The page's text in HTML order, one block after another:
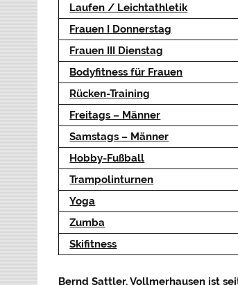
Laufen / Leichtathletik
Frauen I Donnerstag
Frauen III Dienstag
Bodyfitness für Frauen
Rücken-Training
Freitags – Männer
Samstags – Männer
Hobby-Fußball
Trampolinturnen
Yoga
Zumba
Skifitness
Bernd Sattler, Vollmerhausen ist